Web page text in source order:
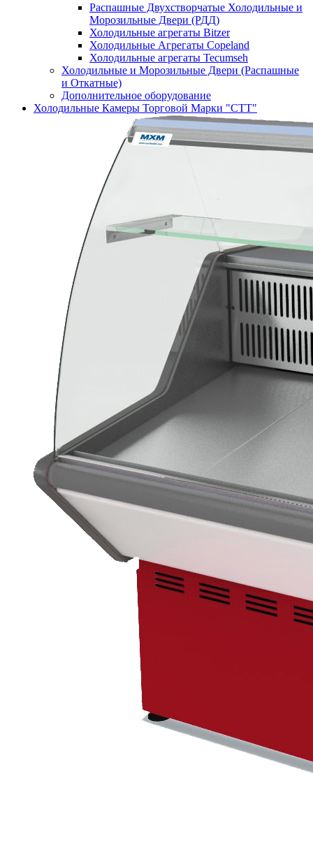
Распашные Двухстворчатые Холодильные и
Морозильные Двери (РДД)
Холодильные агрегаты Bitzer
Холодильные Агрегаты Copeland
Холодильные агрегаты Tecumseh
Холодильные и Морозильные Двери (Распашные
и Откатные)
Дополнительное оборудование
Холодильные Камеры Торговой Марки "СТТ"